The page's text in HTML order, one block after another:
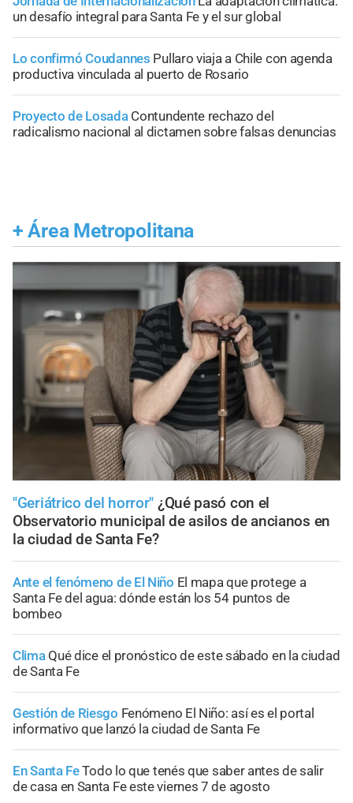
un desafío integral para Santa Fe y el sur global
Lo confirmó Coudannes Pullaro viaja a Chile con agenda
productiva vinculada al puerto de Rosario
Proyecto de Losada Contundente rechazo del
radicalismo nacional al dictamen sobre falsas denuncias
+ Área Metropolitana
"Geriátrico del horror" ¿Qué pasó con el
Observatorio municipal de asilos de ancianos en
la ciudad de Santa Fe?
Ante el fenómeno de El Niño El mapa que protege a
Santa Fe del agua: dónde están los 54 puntos de
bombeo
Clima Qué dice el pronóstico de este sábado en la ciudad
de Santa Fe
Gestión de Riesgo Fenómeno El Niño: así es el portal
informativo que lanzó la ciudad de Santa Fe
En Santa FeTodo lo que tenés que saber antes de salir
de casa en Santa Fe este viernes 7 de agosto